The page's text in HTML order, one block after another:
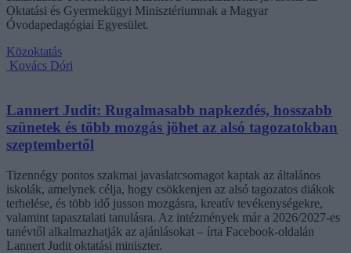
Oktatási és Gyermekügyi Minisztériumnak a Magyar
Óvodapedagógiai Egyesület.
Közoktatás
Kovács Dóri
Lannert Judit: Rugalmasabb napkezdés, hosszabb
szünetek és több mozgás jöhet az alsó tagozatokban
szeptembertől
Tizennégy pontos szakmai javaslatcsomagot kaptak az általános
iskolák, amelynek célja, hogy csökkenjen az alsó tagozatos diákok
terhelése, és több idő jusson mozgásra, kreatív tevékenységekre,
valamint tapasztalati tanulásra. Az intézmények már a 2026/2027-es
tanévtől alkalmazhatják az ajánlásokat – írta Facebook-oldalán
Lannert Judit oktatási miniszter.